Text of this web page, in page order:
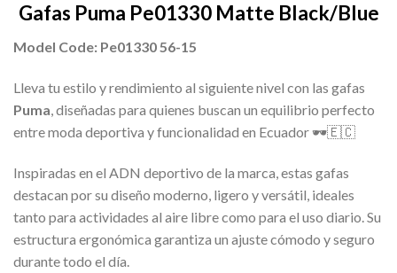
Gafas Puma Pe01330 Matte Black/Blue
Model Code: Pe01330 56-15
Lleva tu estilo y rendimiento al siguiente nivel con las gafas
Puma, diseñadas para quienes buscan un equilibrio perfecto
entre moda deportiva y funcionalidad en Ecuador 🕶️🇪🇨
Inspiradas en el ADN deportivo de la marca, estas gafas
destacan por su diseño moderno, ligero y versátil, ideales
tanto para actividades al aire libre como para el uso diario. Su
estructura ergonómica garantiza un ajuste cómodo y seguro
durante todo el día.